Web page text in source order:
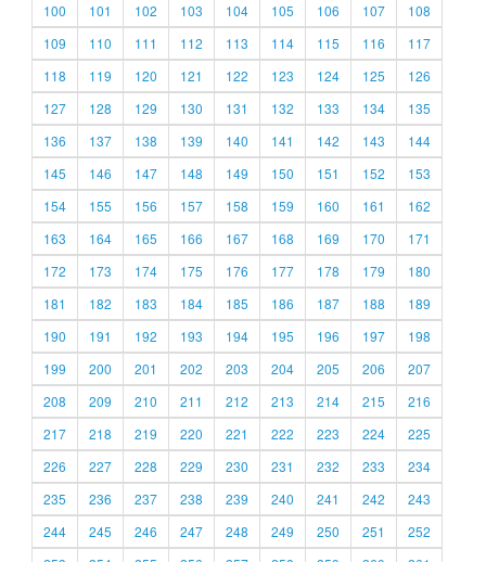
100
101 102 103 104 105 106 107
108
109
110 111 112 113 114 115 116
117
118
119 120 121 122 123 124 125
126
127
128 129 130 131 132 133 134
135
136
137 138 139 140 141 142 143
144
145
146 147 148 149 150 151 152
153
154
155 156 157 158 159 160 161
162
163
164 165 166 167 168 169 170
171
172
173 174 175 176 177 178 179
180
181
182 183 184 185 186 187 188
189
190
191 192 193 194 195 196 197
198
199
200 201 202 203 204 205 206
207
208
209 210 211 212 213 214 215
216
217
218 219 220 221 222 223 224
225
226
227 228 229 230 231 232 233
234
235
236 237 238 239 240 241 242
243
244
245 246 247 248 249 250 251
252